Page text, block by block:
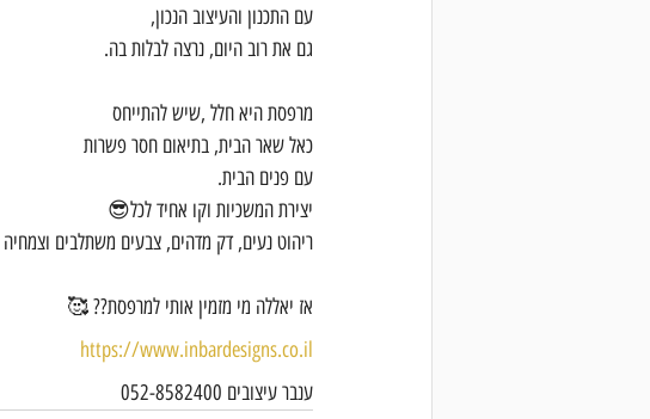
עם התכנון והעיצוב הנכון,
גם את רוב היום, נרצה לבלות בה.
מרפסת היא חלל ,שיש להתייחס
כאל שאר הבית, בתיאום חסר פשרות
עם פנים הבית.
יצירת המשכיות וקו אחיד לכל😎
ריהוט נעים, דק מדהים, צבעים משתלבים
אז יאללה מי מזמין אותי למרפסת?? 🥰
https://www.inbardesigns.co.il
ענבר עיצובים 052-8582400